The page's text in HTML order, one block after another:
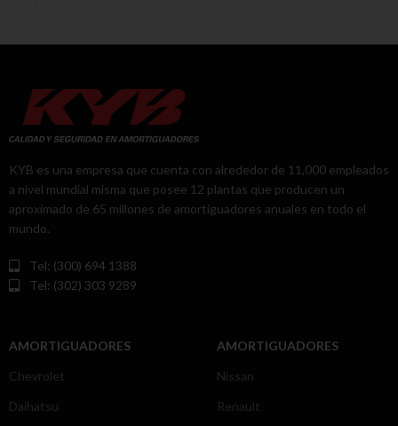
KYB es una empresa que cuenta con alrededor de 11,000 empleados
a nivel mundial misma que posee 12 plantas que producen un
aproximado de 65 millones de amortiguadores anuales en todo el
mundo.
Tel: (300) 694 1388
Tel: (302) 303 9289
AMORTIGUADORES
Chevrolet
Daihatsu
AMORTIGUADORES
Nissan
Renault